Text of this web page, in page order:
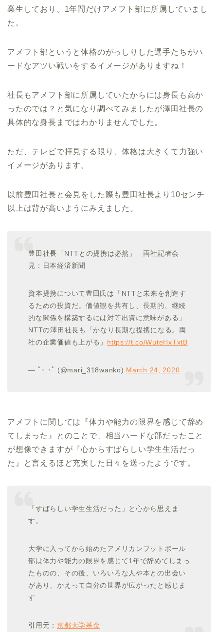
業生しており、1年間だけアメフト部に所属していまし
た。
アメフト部というと体格のがっしりした選手たちがハ
ードなアツい戦いをするイメージがありますね！
社長もアメフト部に所属していたからには身長も高か
ったのでは？と気になり調べてみましたが澤田社長の
具体的な身長まではわかりませんでした。
ただ、テレビで拝見する限り、体格は大きくて力強い
イメージがあります。
以前豊田社長と会見をした際も豊田社長より10センチ
以上は背が高いようにみえました。
豊田社長「NTTとの提携は必然」 両社記者会
見：日本経済新聞
資本提携について豊田氏は「NTTと未来を創造す
るための投資だ。価値観を共有し、長期的、継続
的な関係を構築するには対等出資に意味がある」
NTTの澤田社長も「かなり長期な提携になる。両
社の企業価値も上がる」 https://t.co/WuteHxTxtB
— ﾟ･ ･ﾟ (@mari_318wanko) March 24, 2020
アメフトに関しては『体力や能力の限界を感じて辞め
てしまった』とのことで、相当ハードな部だったこと
が想像できますが『心からすばらしい学生生活だっ
た』と言えるほど充実した日々を送ったようです。
「すばらしい学生生活だった」と心から思えま
す。
大学に入ってから始めたアメリカンフットボール
部は体力や能力の限界を感じて1年で辞めてしまっ
たものの、その後、いろいろな人や本との出会い
があり、かえって自分の世界が広がったと感じま
す
引用元：京都大学基金